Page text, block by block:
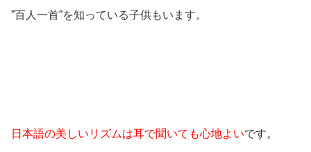
”百人一首”を知っている子供もいます。
日本語の美しいリズムは耳で聞いても心地よいです。